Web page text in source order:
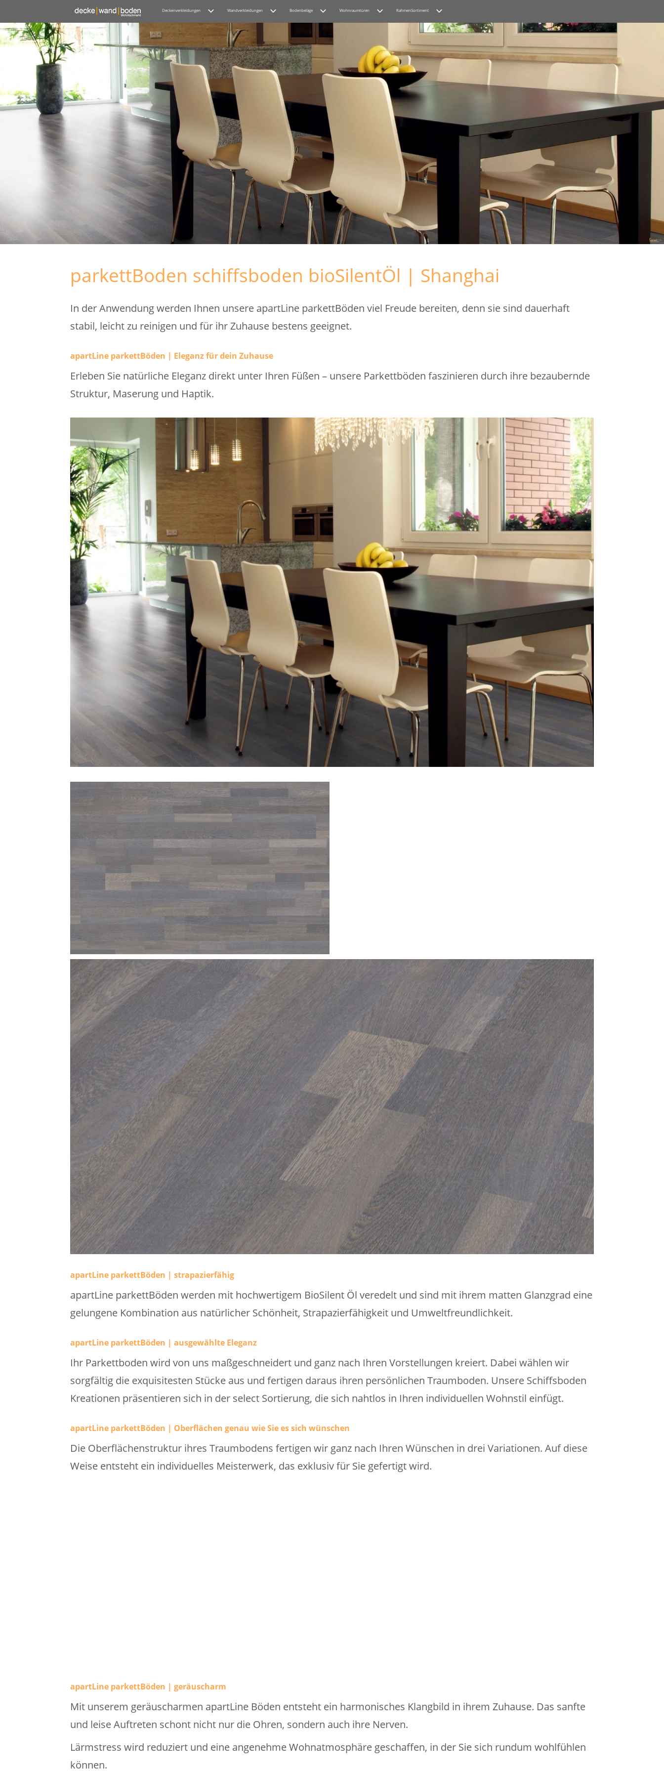
Deckenverkleidungen Wandverkleidungen Bodenbeläge Wohnraumtüren RahmenSortiment
parkettBoden schiffsboden bioSilentÖl | Shanghai
In der Anwendung werden Ihnen unsere apartLine parkettBöden viel Freude bereiten, denn sie sind dauerhaft
stabil, leicht zu reinigen und für ihr Zuhause bestens geeignet.
apartLine parkettBöden | Eleganz für dein Zuhause
Erleben Sie natürliche Eleganz direkt unter Ihren Füßen – unsere Parkettböden faszinieren durch ihre bezaubernde
Struktur, Maserung und Haptik.
apartLine parkettBöden | strapazierfähig
apartLine parkettBöden werden mit hochwertigem BioSilent Öl veredelt und sind mit ihrem matten Glanzgrad eine
gelungene Kombination aus natürlicher Schönheit, Strapazierfähigkeit und Umweltfreundlichkeit.
apartLine parkettBöden | ausgewählte Eleganz
Ihr Parkettboden wird von uns maßgeschneidert und ganz nach Ihren Vorstellungen kreiert. Dabei wählen wir
sorgfältig die exquisitesten Stücke aus und fertigen daraus ihren persönlichen Traumboden. Unsere Schiffsboden
Kreationen präsentieren sich in der select Sortierung, die sich nahtlos in Ihren individuellen Wohnstil einfügt.
apartLine parkettBöden | Oberflächen genau wie Sie es sich wünschen
Die Oberflächenstruktur ihres Traumbodens fertigen wir ganz nach Ihren Wünschen in drei Variationen. Auf diese
Weise entsteht ein individuelles Meisterwerk, das exklusiv für Sie gefertigt wird.
apartLine parkettBöden | geräuscharm
Mit unserem geräuscharmen apartLine Böden entsteht ein harmonisches Klangbild in ihrem Zuhause. Das sanfte
und leise Auftreten schont nicht nur die Ohren, sondern auch ihre Nerven.
Lärmstress wird reduziert und eine angenehme Wohnatmosphäre geschaffen, in der Sie sich rundum wohlfühlen
können.